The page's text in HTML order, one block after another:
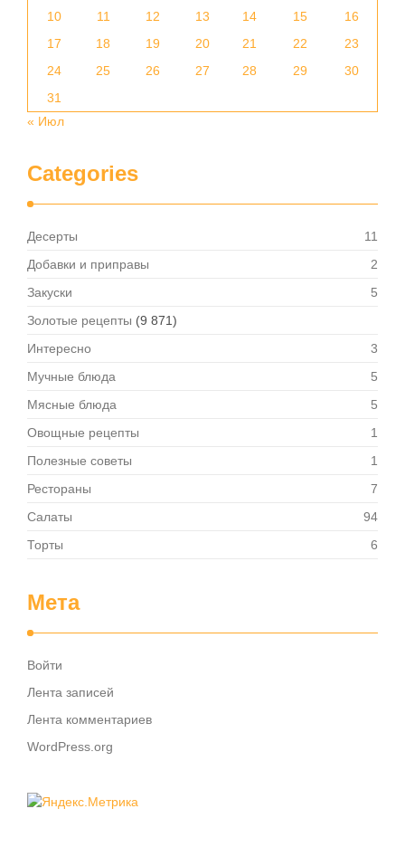
10
11 12 13 14 15
16
17
18 19 20 21 22
23
24
25 26 27 28 29
30
31
« Июл
Categories
Десерты
11
Добавки и приправы
2
Закуски
5
Золотые рецепты (9 871)
Интересно
3
Мучные блюда
5
Мясные блюда
5
Овощные рецепты
1
Полезные советы
1
Рестораны
7
Салаты
94
Торты
6
Мета
Войти
Лента записей
Лента комментариев
WordPress.org